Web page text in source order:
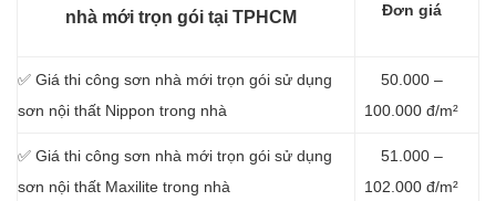
nhà mới trọn gói tại TPHCM
Đơn giá
✅ Giá thi công sơn nhà mới trọn gói sử dụng
sơn nội thất Nippon trong nhà
50.000 –
100.000 đ/m²
✅ Giá thi công sơn nhà mới trọn gói sử dụng
sơn nội thất Maxilite trong nhà
51.000 –
102.000 đ/m²